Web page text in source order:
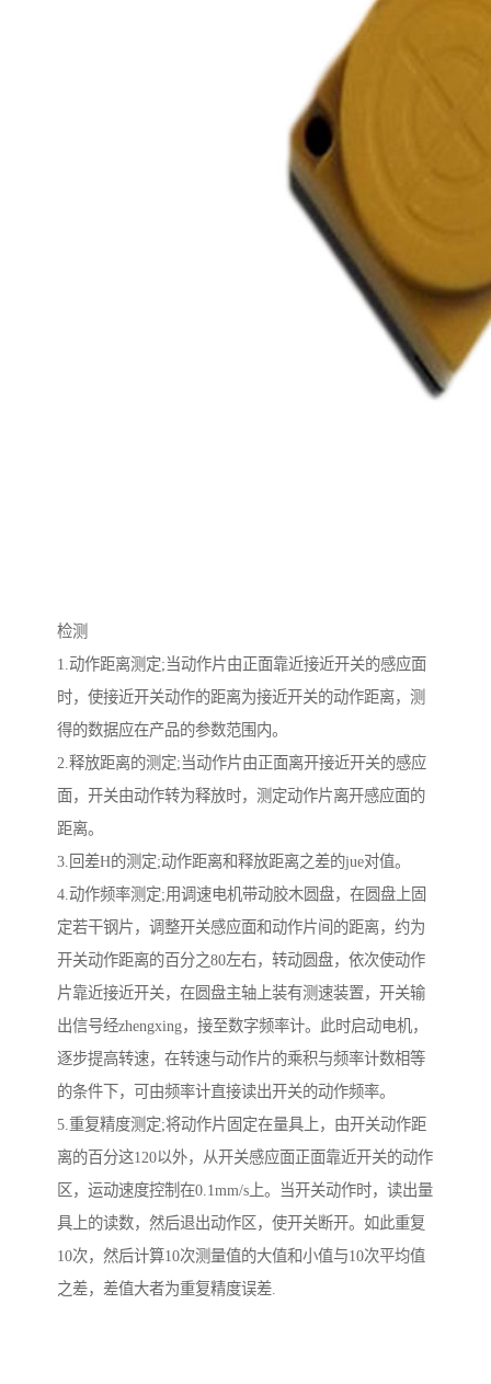
检测
1.动作距离测定;当动作片由正面靠近接近开关的感应面
时，使接近开关动作的距离为接近开关的动作距离，测
得的数据应在产品的参数范围内。
2.释放距离的测定;当动作片由正面离开接近开关的感应
面，开关由动作转为释放时，测定动作片离开感应面的
距离。
3.回差H的测定;动作距离和释放距离之差的jue对值。
4.动作频率测定;用调速电机带动胶木圆盘，在圆盘上固
定若干钢片，调整开关感应面和动作片间的距离，约为
开关动作距离的百分之80左右，转动圆盘，依次使动作
片靠近接近开关，在圆盘主轴上装有测速装置，开关输
出信号经zhengxing，接至数字频率计。此时启动电机，
逐步提高转速，在转速与动作片的乘积与频率计数相等
的条件下，可由频率计直接读出开关的动作频率。
5.重复精度测定;将动作片固定在量具上，由开关动作距
离的百分这120以外，从开关感应面正面靠近开关的动作
区，运动速度控制在0.1mm/s上。当开关动作时，读出量
具上的读数，然后退出动作区，使开关断开。如此重复
10次，然后计算10次测量值的大值和小值与10次平均值
之差，差值大者为重复精度误差.